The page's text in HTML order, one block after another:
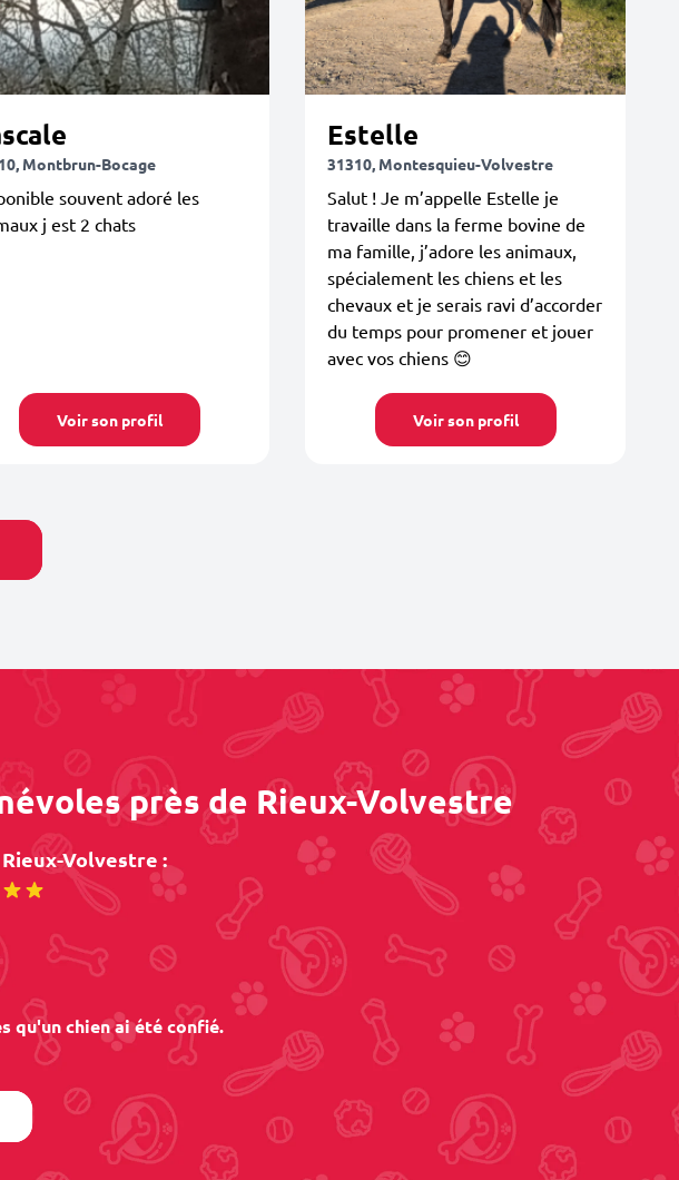
Montbrun-Bocage
souvent adoré les
j est 2 chats
Voir son profil
Estelle
31310, Montesquieu-Volvestre
Salut ! Je m’appelle Estelle je
travaille dans la ferme bovine de
ma famille, j’adore les animaux,
spécialement les chiens et les
chevaux et je serais ravi d’accorder
du temps pour promener et jouer
avec vos chiens 😊
Voir son profil
près de Rieux-Volvestre
Volvestre :
qu'un chien ai été confié.